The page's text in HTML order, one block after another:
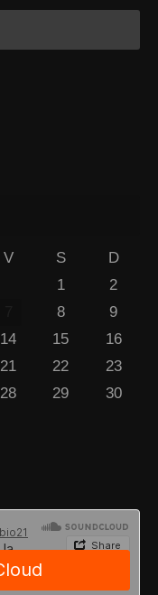
V S
D
1
2
8
9
14 15
16
21 22
23
28 29
30